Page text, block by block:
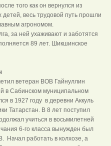
того как он вернулся из
весь трудовой путь прошли
агрономом.
за ней ухаживают и заботятся
89 лет. Шикшинское
ветеран ВОВ Гайнуллин
в Сабинском муниципальном
в 1927 году в деревни Аккуль
Татарстан. В 8 лет поступил
учиться в восьмилетней
6-го класса вынужден был
Начал работать в колхозе, а